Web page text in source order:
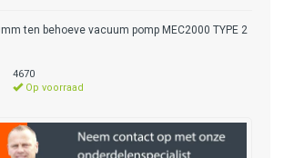
ten behoeve vacuum pomp MEC2000 TYPE 2
4670
Op voorraad